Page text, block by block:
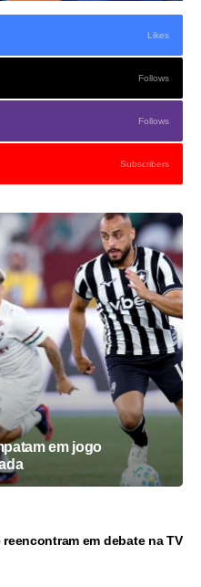
Likes
Follows
Follows
Subscribers
em jogo
em debate na TV